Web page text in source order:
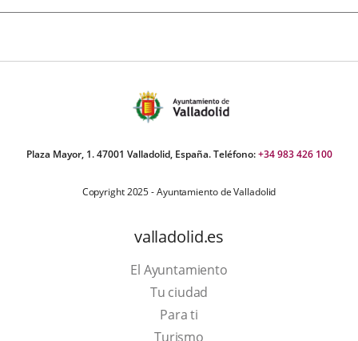
Plaza Mayor, 1. 47001 Valladolid, España. Teléfono:+34 983 426 100
Copyright 2025 - Ayuntamiento de Valladolid
valladolid.es
El Ayuntamiento
Tu ciudad
Para ti
TurismoThis